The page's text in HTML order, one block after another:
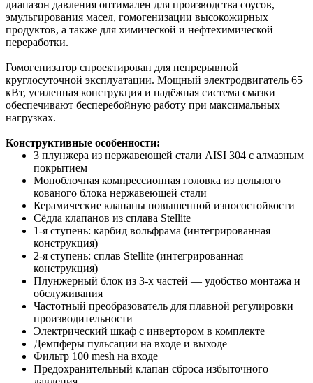
диапазон давления оптимален для производства соусов,
эмульгирования масел, гомогенизации высокожирных
продуктов, а также для химической и нефтехимической
переработки.
Гомогенизатор спроектирован для непрерывной
круглосуточной эксплуатации. Мощный электродвигатель 65
кВт, усиленная конструкция и надёжная система смазки
обеспечивают бесперебойную работу при максимальных
нагрузках.
Конструктивные особенности:
3 плунжера из нержавеющей стали AISI 304 с алмазным
покрытием
Моноблочная компрессионная головка из цельного
кованого блока нержавеющей стали
Керамические клапаны повышенной износостойкости
Сёдла клапанов из сплава Stellite
1-я ступень: карбид вольфрама (интегрированная
конструкция)
2-я ступень: сплав Stellite (интегрированная
конструкция)
Плунжерный блок из 3-х частей — удобство монтажа и
обслуживания
Частотный преобразователь для плавной регулировки
производительности
Электрический шкаф с инвертором в комплекте
Демпферы пульсации на входе и выходе
Фильтр 100 mesh на входе
Предохранительный клапан сброса избыточного